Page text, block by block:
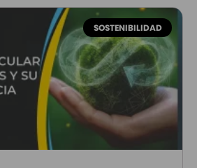
SOSTENIBILIDAD